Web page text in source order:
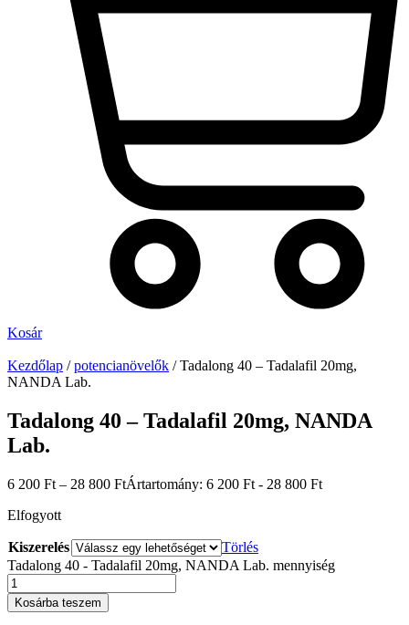
Kosár
Kezdőlap /potencianövelők / Tadalong 40 – Tadalafil 20mg,
NANDA Lab.
Tadalong 40 – Tadalafil 20mg, NANDA
Lab.
6 200 Ft – 28 800 FtÁrtartomány: 6 200 Ft - 28 800 Ft
Elfogyott
Kiszerelés
Törlés
Tadalong 40 - Tadalafil 20mg, NANDA Lab. mennyiség
Kosárba teszem